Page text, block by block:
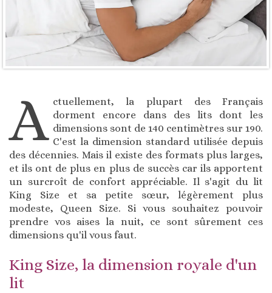
A ctuellement, la plupart des Français
dorment encore dans des lits dont les
dimensions sont de 140 centimètres sur 190.
C'est la dimension standard utilisée depuis
des décennies. Mais il existe des formats plus larges,
et ils ont de plus en plus de succès car ils apportent
un surcroît de confort appréciable. Il s'agit du lit
King Size et sa petite sœur, légèrement plus
modeste, Queen Size. Si vous souhaitez pouvoir
prendre vos aises la nuit, ce sont sûrement ces
dimensions qu'il vous faut.
King Size, la dimension royale d'un
lit